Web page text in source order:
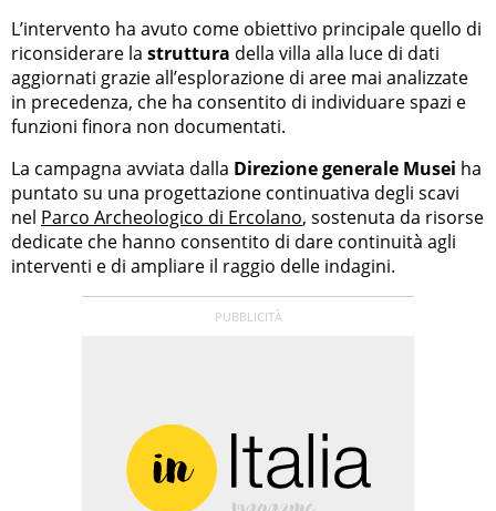
L’intervento ha avuto come obiettivo principale quello di
riconsiderare la struttura della villa alla luce di dati
aggiornati grazie all’esplorazione di aree mai analizzate
in precedenza, che ha consentito di individuare spazi e
funzioni finora non documentati.
La campagna avviata dalla Direzione generale Musei ha
puntato su una progettazione continuativa degli scavi
nel Parco Archeologico di Ercolano, sostenuta da risorse
dedicate che hanno consentito di dare continuità agli
interventi e di ampliare il raggio delle indagini.